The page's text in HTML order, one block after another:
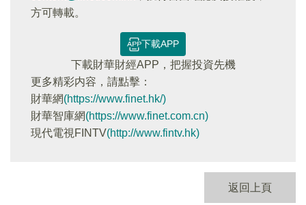
方可轉載。
下載APP
下載財華財經APP，把握投資先機
更多精彩内容，請點擊：
財華網(https://www.finet.hk/)
財華智庫網(https://www.finet.com.cn)
現代電視FINTV(http://www.fintv.hk)
返回上頁